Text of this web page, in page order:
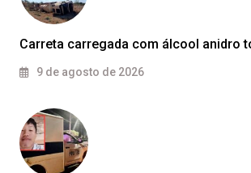
Carreta carregada com álcool anidro
9 de agosto de 2026